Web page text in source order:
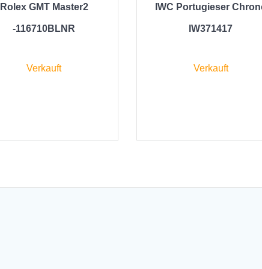
Rolex GMT Master2
-116710BLNR
Verkauft
IWC Portugieser
IW371417
Verkauft